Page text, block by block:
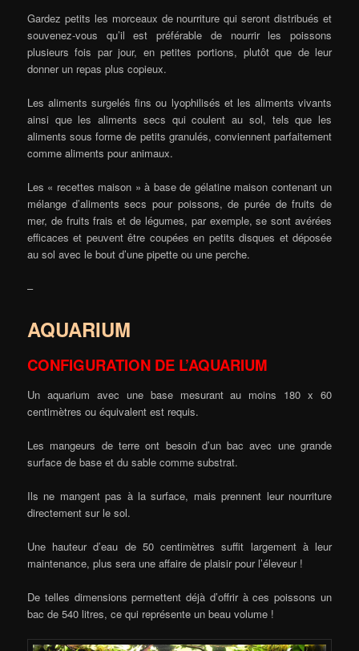
Gardez petits les morceaux de nourriture qui seront distribués et
souvenez-vous qu’il est préférable de nourrir les poissons
plusieurs fois par jour, en petites portions, plutôt que de leur
donner un repas plus copieux.
Les aliments surgelés fins ou lyophilisés et les aliments vivants
ainsi que les aliments secs qui coulent au sol, tels que les
aliments sous forme de petits granulés, conviennent parfaitement
comme aliments pour animaux.
Les « recettes maison » à base de gélatine maison contenant un
mélange d’aliments secs pour poissons, de purée de fruits de
mer, de fruits frais et de légumes, par exemple, se sont avérées
efficaces et peuvent être coupées en petits disques et déposée
au sol avec le bout d’une pipette ou une perche.
–
AQUARIUM
CONFIGURATION DE L’AQUARIUM
Un aquarium avec une base mesurant au moins 180 x 60
centimètres ou équivalent est requis.
Les mangeurs de terre ont besoin d’un bac avec une grande
surface de base et du sable comme substrat.
Ils ne mangent pas à la surface, mais prennent leur nourriture
directement sur le sol.
Une hauteur d’eau de 50 centimètres suffit largement à leur
maintenance, plus sera une affaire de plaisir pour l’éleveur !
De telles dimensions permettent déjà d’offrir à ces poissons un
bac de 540 litres, ce qui représente un beau volume !